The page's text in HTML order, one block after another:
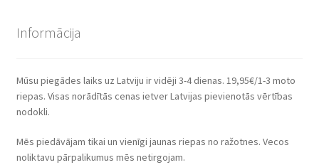
Informācija
Mūsu piegādes laiks uz Latviju ir vidēji 3-4 dienas. 19,95€/1-3 moto
riepas. Visas norādītās cenas ietver Latvijas pievienotās vērtības
nodokli.
Mēs piedāvājam tikai un vienīgi jaunas riepas no ražotnes. Vecos
noliktavu pārpalikumus mēs netirgojam.